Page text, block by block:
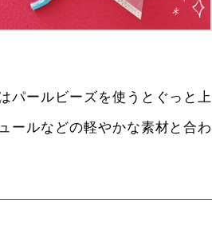
パールビーズを使うとぐっと上
ールなどの軽やかな素材と合わ